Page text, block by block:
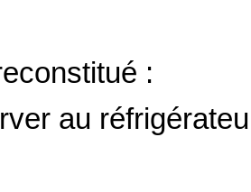
:
au